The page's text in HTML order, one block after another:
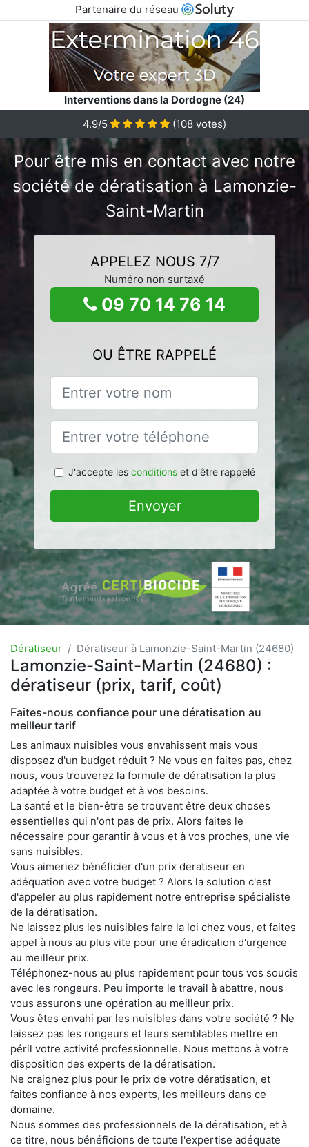
Partenaire du réseau
Interventions dans la Dordogne (24)
4.9/5
(108 votes)
Pour être mis en contact avec notre
société de dératisation à Lamonzie-
Saint-Martin
APPELEZ NOUS 7/7
Numéro non surtaxé
09 70 14 76 14
OU ÊTRE RAPPELÉ
J'accepte les conditionset d'être rappelé
Envoyer
Dératiseur Dératiseur à Lamonzie-Saint-Martin (24680)
Lamonzie-Saint-Martin (24680) :
dératiseur (prix, tarif, coût)
Faites-nous confiance pour une dératisation au
meilleur tarif
Les animaux nuisibles vous envahissent mais vous
disposez d'un budget réduit ? Ne vous en faites pas, chez
nous, vous trouverez la formule de dératisation la plus
adaptée à votre budget et à vos besoins.
La santé et le bien-être se trouvent être deux choses
essentielles qui n'ont pas de prix. Alors faites le
nécessaire pour garantir à vous et à vos proches, une vie
sans nuisibles.
Vous aimeriez bénéficier d'un prix deratiseur en
adéquation avec votre budget ? Alors la solution c'est
d'appeler au plus rapidement notre entreprise spécialiste
de la dératisation.
Ne laissez plus les nuisibles faire la loi chez vous, et faites
appel à nous au plus vite pour une éradication d'urgence
au meilleur prix.
Téléphonez-nous au plus rapidement pour tous vos soucis
avec les rongeurs. Peu importe le travail à abattre, nous
vous assurons une opération au meilleur prix.
Vous êtes envahi par les nuisibles dans votre société ? Ne
laissez pas les rongeurs et leurs semblables mettre en
péril votre activité professionnelle. Nous mettons à votre
disposition des experts de la dératisation.
Ne craignez plus pour le prix de votre dératisation, et
faites confiance à nos experts, les meilleurs dans ce
domaine.
Nous sommes des professionnels de la dératisation, et à
ce titre, nous bénéficions de toute l'expertise adéquate